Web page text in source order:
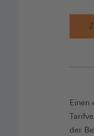
Einen
der